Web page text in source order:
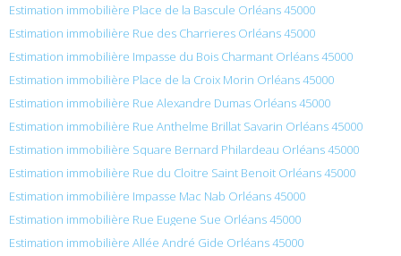
Estimation immobilière Place de la Bascule Orléans 45000
Estimation immobilière Rue des Charrieres Orléans 45000
Estimation immobilière Impasse du Bois Charmant Orléans 45000
Estimation immobilière Place de la Croix Morin Orléans 45000
Estimation immobilière Rue Alexandre Dumas Orléans 45000
Estimation immobilière Rue Anthelme Brillat Savarin Orléans 45000
Estimation immobilière Square Bernard Philardeau Orléans 45000
Estimation immobilière Rue du Cloitre Saint Benoit Orléans 45000
Estimation immobilière Impasse Mac Nab Orléans 45000
Estimation immobilière Rue Eugene Sue Orléans 45000
Estimation immobilière Allée André Gide Orléans 45000